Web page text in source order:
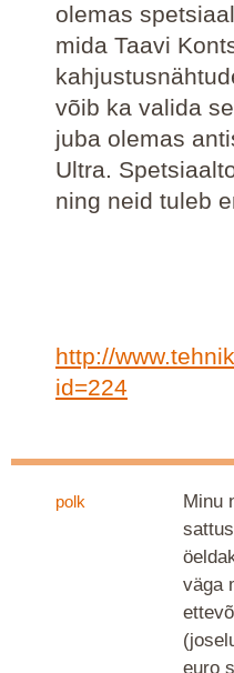
olemas
mida Taavi
võib ka valida
juba olemas
Ultra.
ning neid tuleb
http://
id=224
polk
Minu
väga
euro